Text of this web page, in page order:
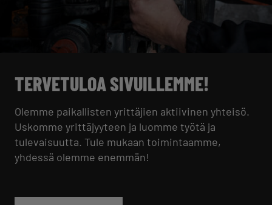
TERVETULOA SIVUILLEMME!
Olemme paikallisten yrittäjien aktiivinen yhteisö.
Uskomme yrittäjyyteen ja luomme työtä ja
tulevaisuutta. Tule mukaan toimintaamme,
yhdessä olemme enemmän!